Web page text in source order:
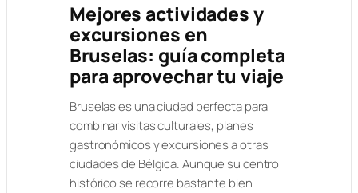
Mejores actividades y
excursiones en
Bruselas: guía completa
para aprovechar tu viaje
Bruselas es una ciudad perfecta para
combinar visitas culturales, planes
gastronómicos y excursiones a otras
ciudades de Bélgica. Aunque su centro
histórico se recorre bastante bien